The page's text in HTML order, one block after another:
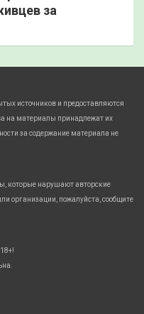
за
источников и предоставляются
на материалы принадлежат их
за содержание материала не
которые нарушают авторские
организации, пожалуйста, сообщите